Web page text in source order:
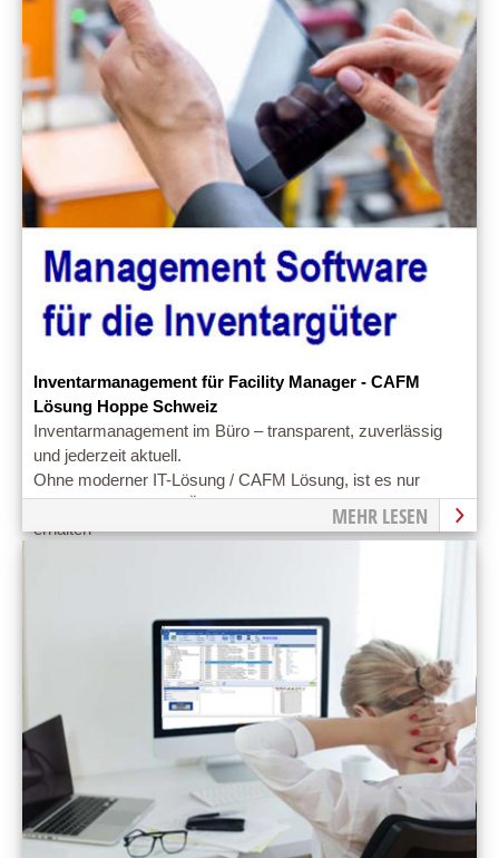
Inventarmanagement für Facility Manager - CAFM
Lösung Hoppe Schweiz
Inventarmanagement im Büro – transparent, zuverlässig
und jederzeit aktuell.
Ohne moderner IT-Lösung / CAFM Lösung, ist es nur
schwer möglich eine Übersicht über das Inventar zu
erhalten
MEHR LESEN